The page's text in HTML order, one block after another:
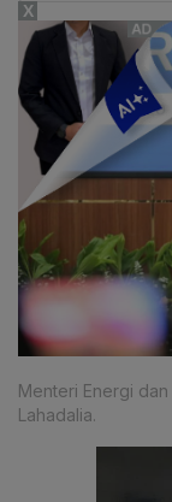
Menteri Energi
Lahadalia.
X